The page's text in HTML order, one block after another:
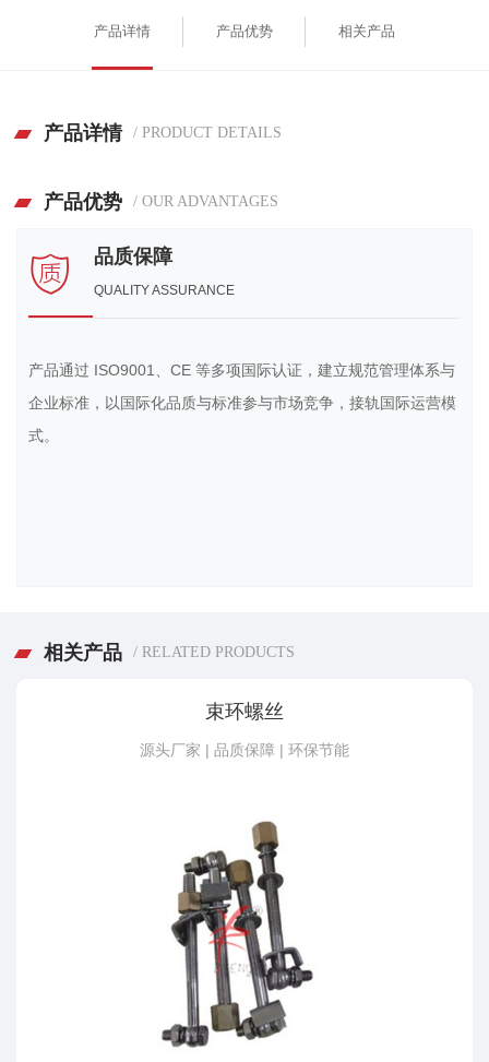
产品详情 产品优势 相关产品
产品详情 / PRODUCT DETAILS
产品优势 / OUR ADVANTAGES
品质保障
QUALITY ASSURANCE
产品通过 ISO9001、CE 等多项国际认证，建立规范管理体系与
企业标准，以国际化品质与标准参与市场竞争，接轨国际运营模
式。
相关产品 / RELATED PRODUCTS
束环螺丝
源头厂家 | 品质保障 | 环保节能